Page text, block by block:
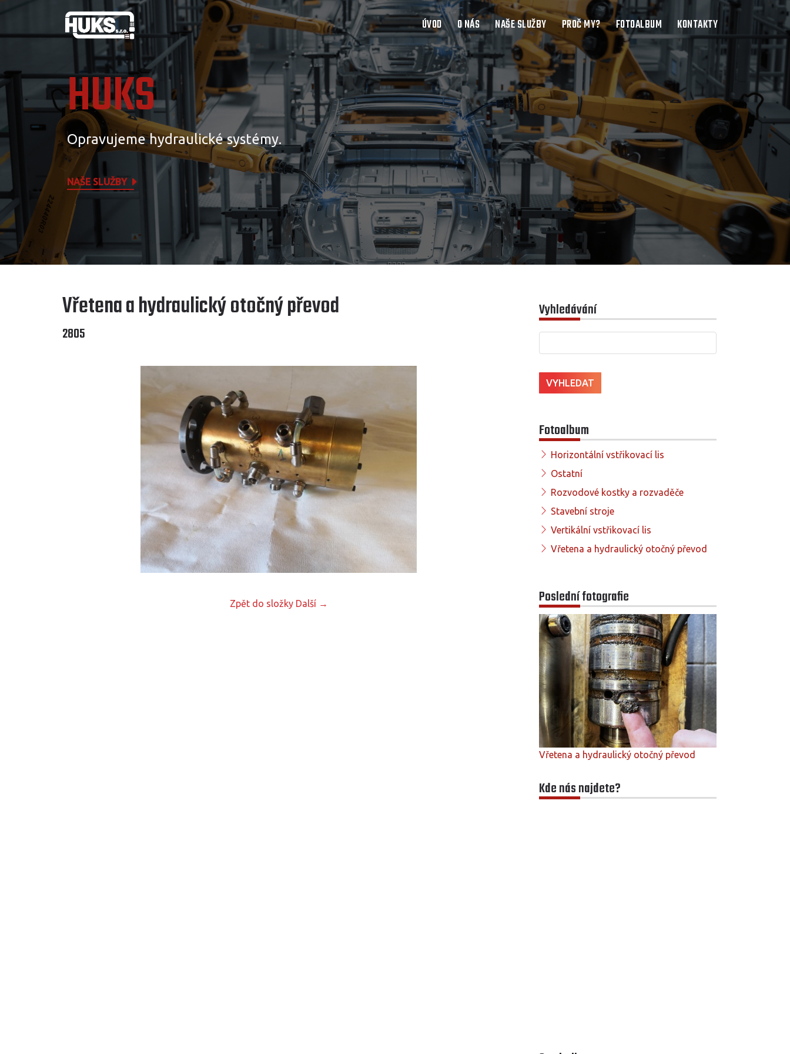
ÚVOD O NÁS NAŠE SLUŽBY PROČ MY? FOTOALBUM KONTAKTY
HUKS
Opravujeme hydraulické systémy.
NAŠE SLUŽBY
Vřetena a hydraulický otočný převod
2805
Zpět do složky Další →
Vyhledávání
Fotoalbum
Horizontální vstřikovací lis
Ostatní
Rozvodové kostky a rozvaděče
Stavební stroje
Vertikální vstřikovací lis
Vřetena a hydraulický otočný převod
Poslední fotografie
Vřetena a hydraulický otočný převod
Kde nás najdete?